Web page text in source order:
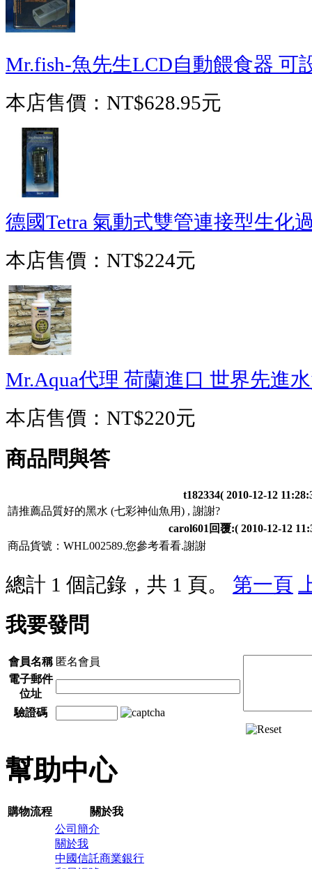
Mr.fish-魚先生LCD自動餵食器 可
本店售價： NT$628.95元
德國Tetra 氣動式雙管連接型生化
本店售價： NT$224元
Mr.Aqua代理 荷蘭進口 世界先進
本店售價： NT$220元
商品問與答
t182334( 2010-12-12
請推薦品質好的黑水 (七彩神仙魚用) , 謝謝?
carol601回覆:( 2010-12-12
商品貨號：WHL002589.您參考看看.謝謝
總計 1 個記錄，共 1 頁。 第一頁
我要發問
會員名稱 匿名會員
電子郵件
位址
驗證碼
幫助中心
購物流程
關於我
公司簡介
關於我
中國信託商業銀行